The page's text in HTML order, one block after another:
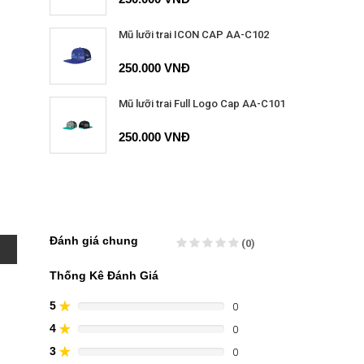
Mũ lưỡi trai ICON CAP AA-C102
250.000 VNĐ
Mũ lưỡi trai Full Logo Cap AA-C101
250.000 VNĐ
Đánh giá chung (0)
Thống Kê Đánh Giá
5
Complete
0
4
Complete
0
3 0